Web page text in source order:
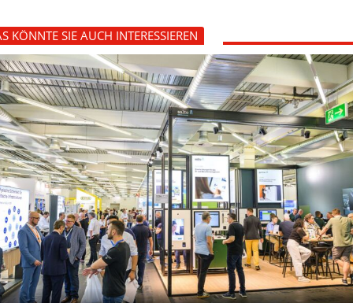
KÖNNTE SIE AUCH INTERESSIEREN